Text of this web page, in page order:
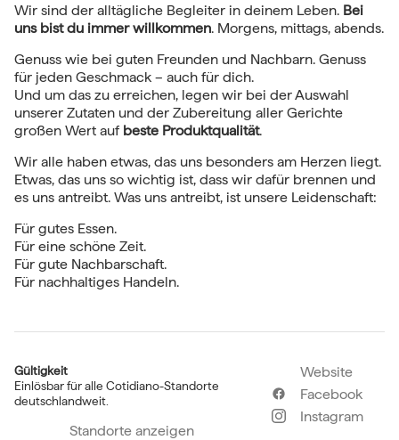
Wir sind der alltägliche Begleiter in deinem Leben. Bei
uns bist du immer willkommen. Morgens, mittags, abends.
Genuss wie bei guten Freunden und Nachbarn. Genuss
für jeden Geschmack – auch für dich.
Und um das zu erreichen, legen wir bei der Auswahl
unserer Zutaten und der Zubereitung aller Gerichte
großen Wert auf beste Produktqualität.
Wir alle haben etwas, das uns besonders am Herzen liegt.
Etwas, das uns so wichtig ist, dass wir dafür brennen und
es uns antreibt. Was uns antreibt, ist unsere Leidenschaft:
Für gutes Essen.
Für eine schöne Zeit.
Für gute Nachbarschaft.
Für nachhaltiges Handeln.
Gültigkeit
Einlösbar für alle Cotidiano-Standorte
deutschlandweit.
Standorte anzeigen
Website
Facebook
Instagram